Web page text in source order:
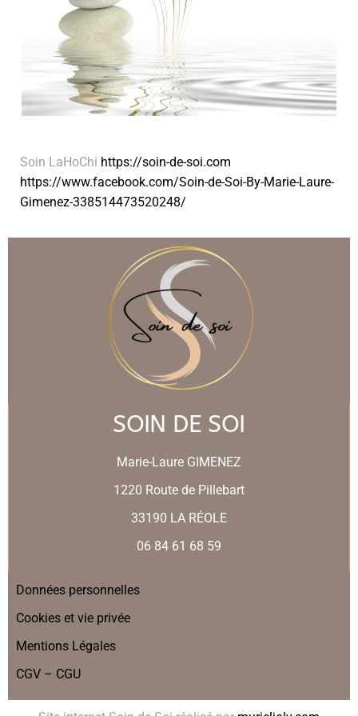
Soin LaHoChi https://soin-de-soi.com
https://www.facebook.com/Soin-de-Soi-By-Marie-Laure-
Gimenez-338514473520248/
SOIN DE SOI
Marie-Laure GIMENEZ
1220 Route de Pillebart
33190 LA RÉOLE
06 84 61 68 59
Données personnelles
Cookies et vie privée
Mentions Légales
CGV – CGU